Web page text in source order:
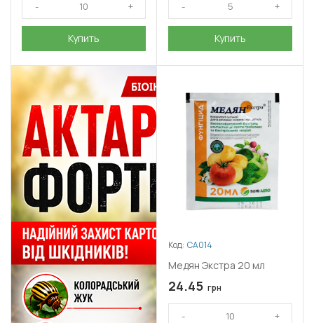
Купить Купить
Код: СА014
Медян Экстра 20 мл
24.45 грн